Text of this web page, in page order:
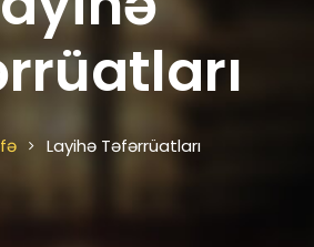
Layihə Təfərrüatları